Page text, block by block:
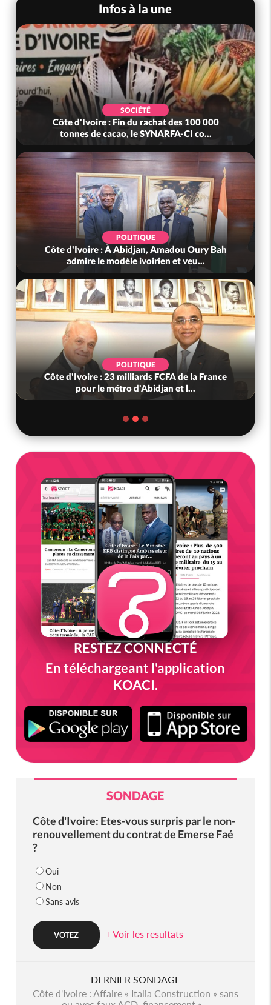
Infos à la une
SOCIÉTÉ
Côte d'Ivoire : Fin du rachat des 100 000
tonnes de cacao, le SYNARFA-CI co...
POLITIQUE
Côte d'Ivoire : À Abidjan, Amadou Oury Bah
admire le modèle ivoirien et veu...
POLITIQUE
Côte d'Ivoire : 23 milliards FCFA de la France
pour le métro d'Abidjan et l...
RESTEZ CONNECTÉ
En téléchargeant l'application
KOACI.
SONDAGE
Côte d'Ivoire: Etes-vous surpris par le non-
renouvellement du contrat de Emerse Faé
?
Oui
Non
Sans avis
+ Voir les resultats
DERNIER SONDAGE
Côte d'Ivoire : Affaire « Italia Construction » sans